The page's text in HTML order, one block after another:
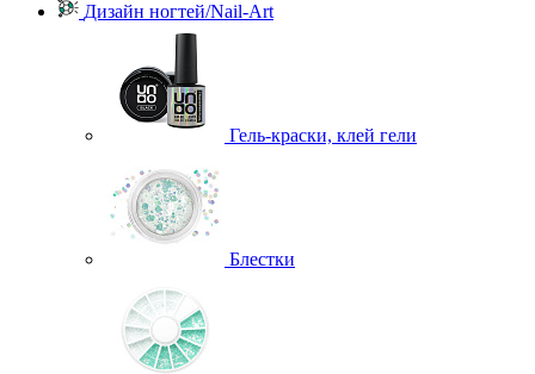
Дизайн ногтей/Nail-Art
Гель-краски, клей гели
Блестки